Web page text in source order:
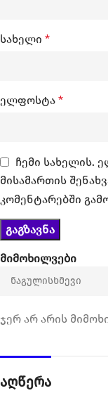
მიმოხილვები
ჯერ არ არის
სახელი *
ელფოსტა *
ჩემი სახელის.
მისამართის
კომენტარებში
აღწერა